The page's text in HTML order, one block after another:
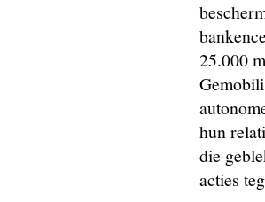
25.000
hun
die
acties